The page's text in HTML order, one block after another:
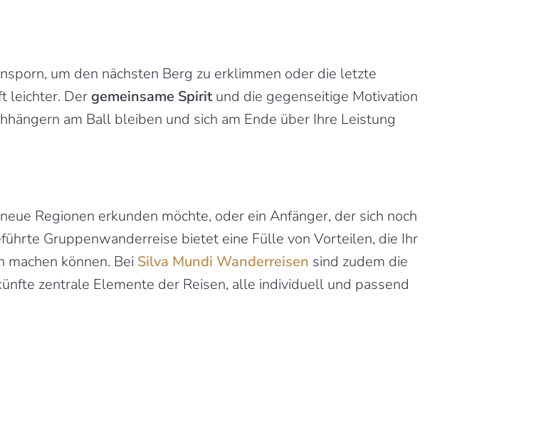
um den nächsten Berg zu erklimmen oder die letzte
leichter. Der gemeinsame Spirit und die gegenseitige Motivation
am Ball bleiben und sich am Ende über Ihre Leistung
Regionen erkunden möchte, oder ein Anfänger, der sich noch
Gruppenwanderreise bietet eine Fülle von Vorteilen, die Ihr
können. Bei Silva Mundi Wanderreisen sind zudem die
zentrale Elemente der Reisen, alle individuell und passend